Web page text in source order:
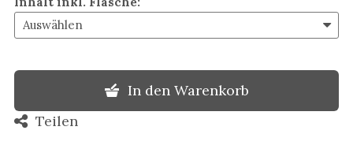
In den Warenkorb
Teilen